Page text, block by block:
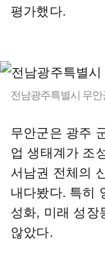
평가했다.
전남광주특별시 무
무안군은 광주
업 생태계가 조
서남권 전체의
내다봤다. 특히
성화, 미래 성장
않았다.